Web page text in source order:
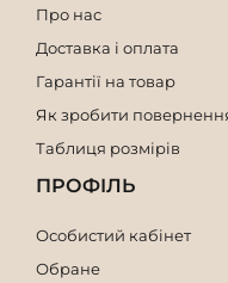
Про нас
Доставка і оплата
Гарантії на товар
Як зробити
Таблиця розмірів
ПРОФІЛЬ
Особистий кабінет
Обране